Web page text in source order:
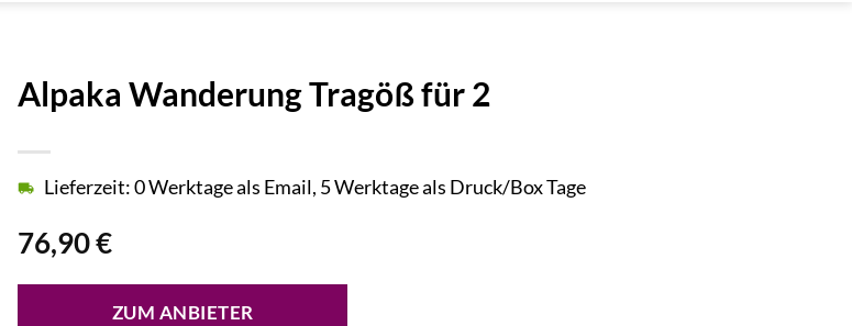
Alpaka Wanderung Tragöß für 2
76,90€
Lieferzeit: 0 Werktage als Email, 5 Werktage als Druck/Box Tage
ZUM ANBIETER